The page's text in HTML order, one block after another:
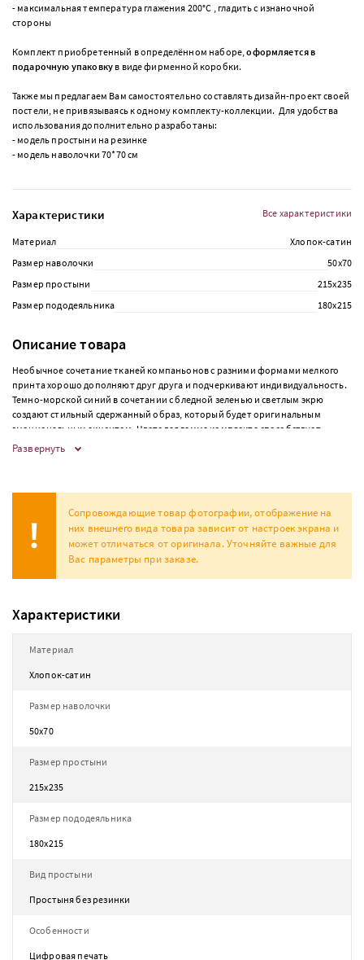
- максимальная температура глажения 200°С , гладить с изнаночной
стороны
Комплект приобретенный в определённом наборе,оформляется в
подарочную упаковку в виде фирменной коробки.
Также мы предлагаем Вам самостоятельно составлять дизайн-проект своей
постели, не привязываясь к одному комплекту-коллекции. Для удобства
использования дополнительно разработаны:
- модель простыни на резинке
- модель наволочки 70*70 см
Характеристики
Материал
Хлопок-сатин
Размер наволочки
50х70
Размер простыни
215х235
Размер пододеяльника
180х215
Все характеристики
Описание товара
Необычное сочетание тканей компаньонов с разними формами мелкого
принта хорошо дополняют друг друга и подчеркивают индивидуальность.
Темно-морской синий в сочетании с бледной зеленью и светлым экрю
создают стильный сдержанный образ, который будет оригинальным
эмоциональным акцентом. Цветовая гамма комплекта способствует
релаксации, полноценному отдыху и восстановлению жизненных сил.
Комплект оформляется в подарочную упаковку в виде фирменной
Развернуть
Сопровождающие товар фотографии, отображение на
них внешнего вида товара зависит от настроек экрана и
может отличаться от оригинала. Уточняйте важные для
Вас параметры при заказе.
Характеристики
Материал
Хлопок-сатин
Размер наволочки
50х70
Размер простыни
215х235
Размер пододеяльника
180х215
Вид простыни
Простыня без резинки
Особенности
Цифровая печать